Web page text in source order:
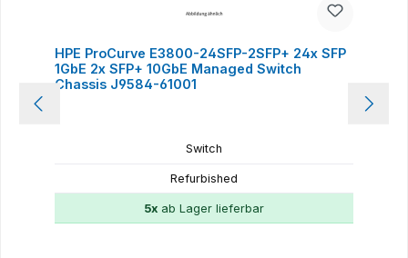
HPE ProCurve E3800-24SFP-2SFP+ 24x SFP
1GbE 2x SFP+ 10GbE Managed Switch
Chassis J9584-61001
Switch
Refurbished
5x ab Lager lieferbar